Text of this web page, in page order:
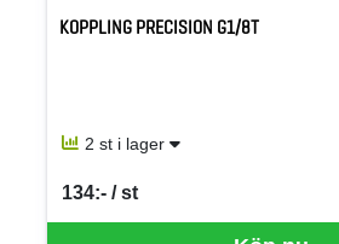
KOPPLING PRECISION G1/8T
2 st i lager
134:- / st
SEK per ST